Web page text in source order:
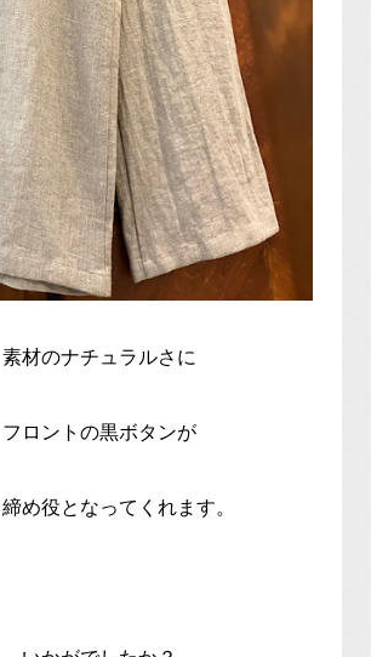
素材のナチュラルさに
フロントの黒ボタンが
め役となってくれます。